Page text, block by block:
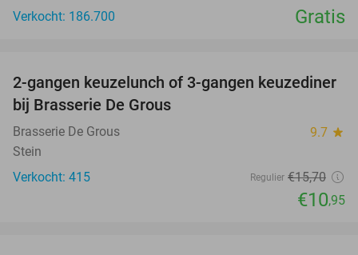
Verkocht: 186.700
Gratis
30%
2-gangen keuzelunch of 3-gangen keuzediner
bij Brasserie De Grous
Brasserie De Grous 9.7 star
Stein
Verkocht: 415
Regulier €15,70
€10,95